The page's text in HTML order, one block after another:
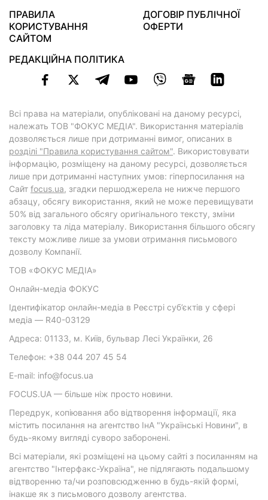
ПРАВИЛА
КОРИСТУВАННЯ
САЙТОМ
ДОГОВІР ПУБЛІЧНОЇ
ОФЕРТИ
РЕДАКЦІЙНА ПОЛІТИКА
Всі права на матеріали, опубліковані на даному ресурсі,
належать ТОВ "ФОКУС МЕДІА". Використання матеріалів
дозволяється лише при дотриманні вимог, описаних в
розділі "Правила користування сайтом". Використовувати
інформацію, розміщену на даному ресурсі, дозволяється
лише при дотриманні наступних умов: гіперпосилання на
Cайт focus.ua, згадки першоджерела не нижче першого
абзацу, обсягу використання, який не може перевищувати
50% від загального обсягу оригінального тексту, зміни
заголовку та ліда матеріалу. Використання більшого обсягу
тексту можливе лише за умови отримання письмового
дозволу Компанії.
ТОВ «ФОКУС МЕДІА»
Онлайн-медіа ФОКУС
Ідентифікатор онлайн-медіа в Реєстрі суб’єктів у сфері
медіа — R40-03129
Адреса: 01133, м. Київ, бульвар Лесі Українки, 26
Телефон: +38 044 207 45 54
E-mail: info@focus.ua
FOCUS.UA — більше ніж просто новини.
Передрук, копіювання або відтворення інформації, яка
містить посилання на агентство ІнА "Українські Новини", в
будь-якому вигляді суворо заборонені.
Всі матеріали, які розміщені на цьому сайті з посиланням на
агентство "Інтерфакс-Україна", не підлягають подальшому
відтворенню та/чи розповсюдженню в будь-якій формі,
інакше як з письмового дозволу агентства.